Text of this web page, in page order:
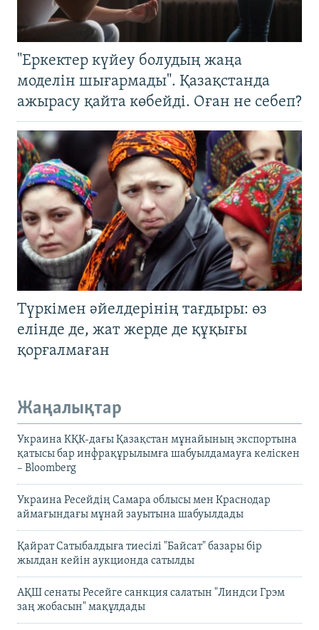
"Еркектер күйеу болудың жаңа
моделін шығармады". Қазақстанда
ажырасу қайта көбейді. Оған не себеп?
Түркімен әйелдерінің тағдыры: өз
елінде де, жат жерде де құқығы
қорғалмаған
Жаңалықтар
Украина КҚК-дағы Қазақстан мұнайының экспортына
қатысы бар инфрақұрылымға шабуылдамауға келіскен
– Bloomberg
Украина Ресейдің Самара облысы мен Краснодар
аймағындағы мұнай зауытына шабуылдады
Қайрат Сатыбалдыға тиесілі "Байсат" базары бір
жылдан кейін аукционда сатылды
АҚШ сенаты Ресейге санкция салатын "Линдси Грэм
заң жобасын" мақұлдады